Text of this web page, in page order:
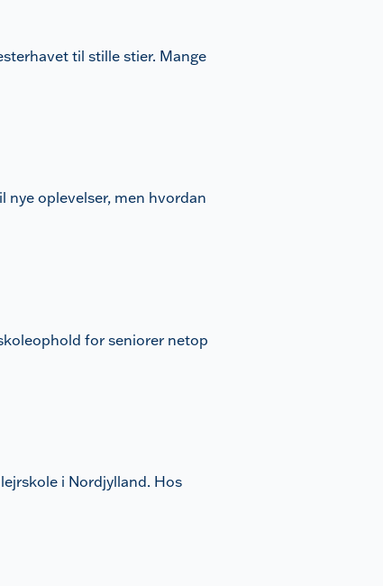
til stille stier. Mange
nye oplevelser, men hvordan
for seniorer netop
i Nordjylland. Hos